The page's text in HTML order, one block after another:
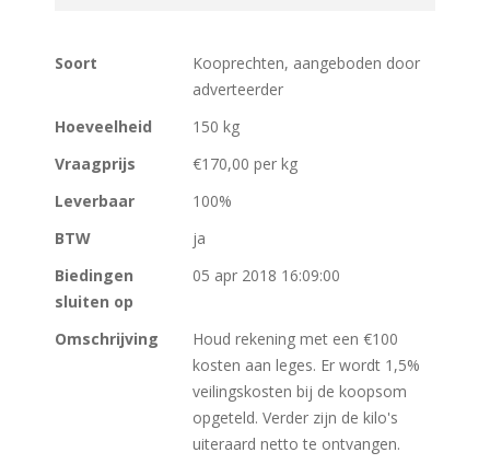
Soort
Kooprechten, aangeboden door
adverteerder
Hoeveelheid
150 kg
Vraagprijs
€170,00 per kg
Leverbaar
100%
BTW
ja
Biedingen
sluiten op
05 apr 2018 16:09:00
Omschrijving
Houd rekening met een €100
kosten aan leges. Er wordt 1,5%
veilingskosten bij de koopsom
opgeteld. Verder zijn de kilo's
uiteraard netto te ontvangen.